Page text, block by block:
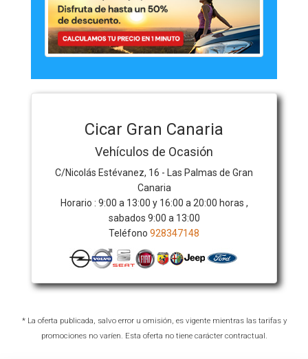
Cicar Gran Canaria
Vehículos de Ocasión
C/Nicolás Estévanez, 16 - Las Palmas de Gran
Canaria
Horario : 9:00 a 13:00 y 16:00 a 20:00 horas ,
sabados 9:00 a 13:00
Teléfono 928347148
* La oferta publicada, salvo error u omisión, es vigente mientras las tarifas y
promociones no varíen. Esta oferta no tiene carácter contractual.